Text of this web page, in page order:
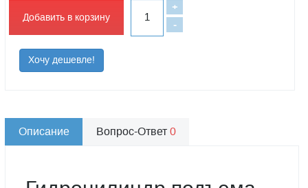
Добавить в корзину
-
+
Хочу дешевле!
Описание Вопрос-Ответ0